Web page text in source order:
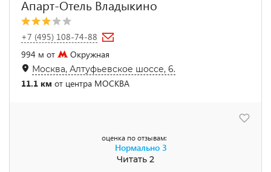
Апарт-Отель Владыкино
+7 (495) 108-74-88
994 м от
Окружная
Москва, Алтуфьевское шоссе, 6.
11.1 км от центра МОСКВА
оценка по отзывам:
Нормально 3
Читать 2